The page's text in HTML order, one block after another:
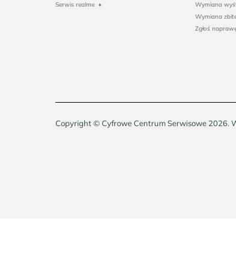
Serwis realme +
Wymiana
Wymiana
Zgłoś
Copyright © Cyfrowe Centrum Serwisowe 2026.